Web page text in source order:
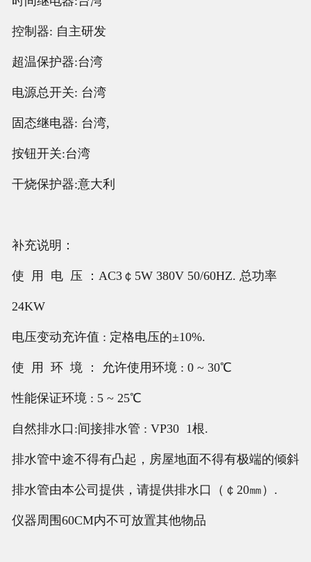
控制器: 自主研发
超温保护器:台湾
电源总开关: 台湾
固态继电器: 台湾,
按钮开关:台湾
干烧保护器:意大利
补充说明：
使 用 电 压 ：AC3￠5W 380V 50/60HZ. 总功率
24KW
电压变动充许值 : 定格电压的±10%.
使 用 环 境 ： 允许使用环境 : 0 ~ 30℃
性能保证环境 : 5 ~ 25℃
自然排水口:间接排水管 : VP30 1根.
排水管中途不得有凸起，房屋地面不得有极端的倾斜
排水管由本公司提供，请提供排水口（￠20㎜）.
仪器周围60CM内不可放置其他物品